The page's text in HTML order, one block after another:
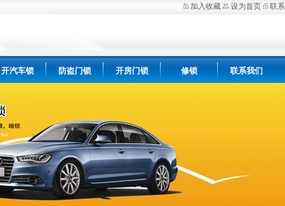
加入收藏 设为首页 联
开汽车锁 防盗门锁 开房门锁 修锁 联系我们